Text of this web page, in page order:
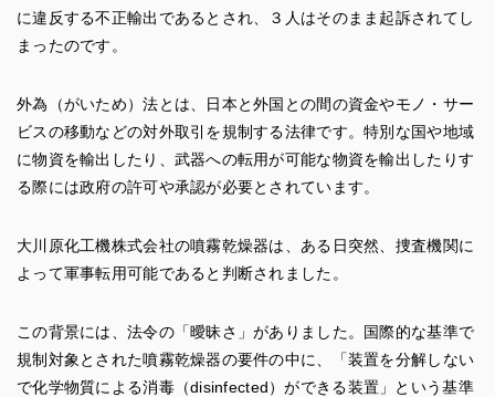
に違反する不正輸出であるとされ、３人はそのまま起訴されてし
まったのです。
外為（がいため）法とは、日本と外国との間の資金やモノ・サー
ビスの移動などの対外取引を規制する法律です。特別な国や地域
に物資を輸出したり、武器への転用が可能な物資を輸出したりす
る際には政府の許可や承認が必要とされています。
大川原化工機株式会社の噴霧乾燥器は、ある日突然、捜査機関に
よって軍事転用可能であると判断されました。
この背景には、法令の「曖昧さ」がありました。国際的な基準で
規制対象とされた噴霧乾燥器の要件の中に、「装置を分解しない
で化学物質による消毒（disinfected）ができる装置」という基準